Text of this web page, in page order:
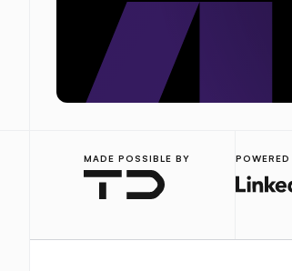
MADE POSSIBLE BY